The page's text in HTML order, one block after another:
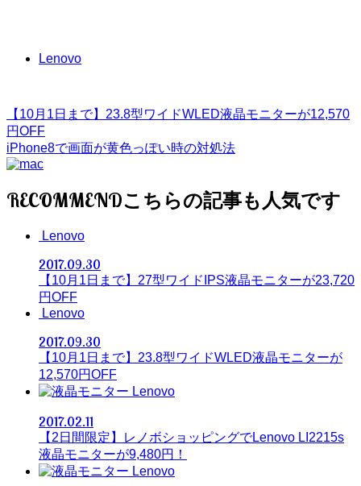
Lenovo
【10月1日まで】23.8型ワイドWLED液晶モニターが12,570
円OFF
iPhone8で画面が黄色っぽい時の対処法
RECOMMEND
Lenovo
2017.09.30
【10月1日まで】27型ワイドIPS液晶モニターが23,720
円OFF
Lenovo
2017.09.30
【10月1日まで】23.8型ワイドWLED液晶モニターが
12,570円OFF
Lenovo
2017.02.11
【2日間限定】レノボショッピングでLenovo LI2215s
液晶モニターが9,480円！
Lenovo